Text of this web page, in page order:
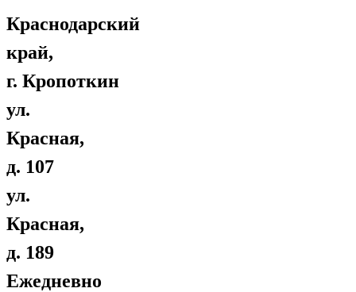
Краснодарский
край,
г. Кропоткин
ул.
Красная,
д. 107
ул.
Красная,
д. 189
Ежедневно